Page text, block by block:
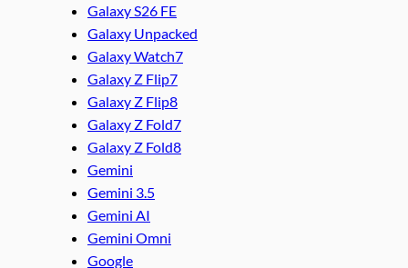
Galaxy S26 FE
Galaxy Unpacked
Galaxy Watch7
Galaxy Z Flip7
Galaxy Z Flip8
Galaxy Z Fold7
Galaxy Z Fold8
Gemini
Gemini 3.5
Gemini AI
Gemini Omni
Google